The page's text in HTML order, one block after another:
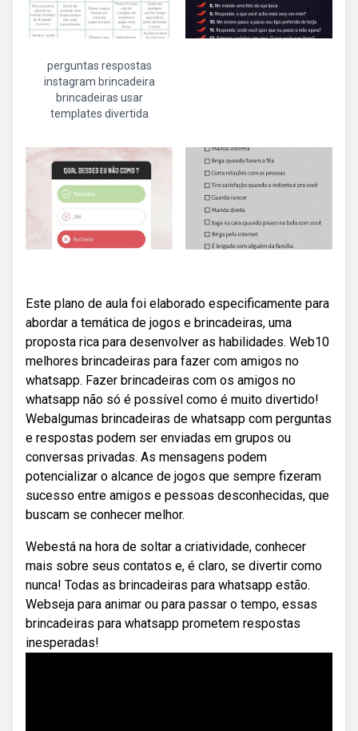
perguntas respostas
instagram brincadeira
brincadeiras usar
templates divertida
Este plano de aula foi elaborado especificamente para
abordar a temática de jogos e brincadeiras, uma
proposta rica para desenvolver as habilidades. Web10
melhores brincadeiras para fazer com amigos no
whatsapp. Fazer brincadeiras com os amigos no
whatsapp não só é possível como é muito divertido!
Webalgumas brincadeiras de whatsapp com perguntas
e respostas podem ser enviadas em grupos ou
conversas privadas. As mensagens podem
potencializar o alcance de jogos que sempre fizeram
sucesso entre amigos e pessoas desconhecidas, que
buscam se conhecer melhor.
Webestá na hora de soltar a criatividade, conhecer
mais sobre seus contatos e, é claro, se divertir como
nunca! Todas as brincadeiras para whatsapp estão.
Webseja para animar ou para passar o tempo, essas
brincadeiras para whatsapp prometem respostas
inesperadas!